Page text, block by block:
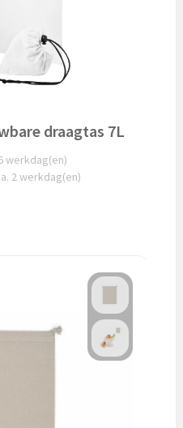
draagtas 7L
werkdag(en)
2 werkdag(en)